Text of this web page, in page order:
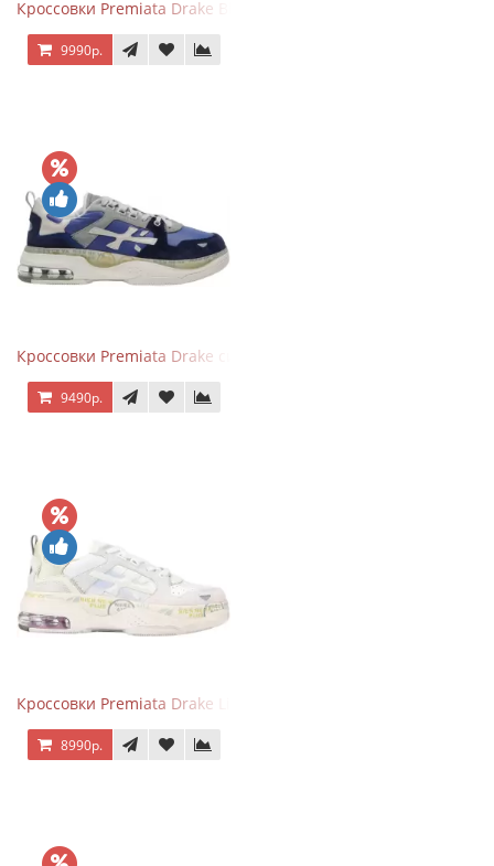
Кроссовки Premiata Drake Black Gray
9990р.
Кроссовки Premiata Drake синие с серым
9490р.
Кроссовки Premiata Drake Light Beige Silver
8990р.